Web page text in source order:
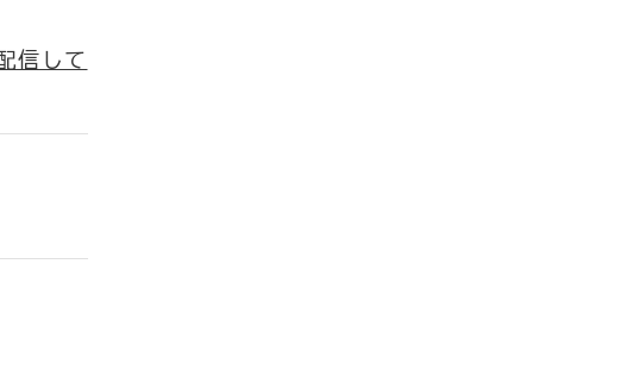
信して